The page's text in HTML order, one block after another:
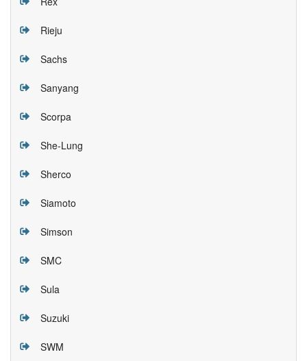
Rieju
Sachs
Sanyang
Scorpa
She-Lung
Sherco
Siamoto
Simson
SMC
Sula
Suzuki
SWM